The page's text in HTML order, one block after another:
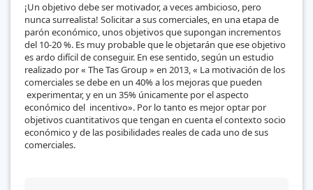
¡Un objetivo debe ser motivador, a veces ambicioso, pero
nunca surrealista! Solicitar a sus comerciales, en una etapa de
parón económico, unos objetivos que supongan incrementos
del 10-20 %. Es muy probable que le objetarán que ese objetivo
es ardo difícil de conseguir. En ese sentido, según un estudio
realizado por « The Tas Group » en 2013, « La motivación de los
comerciales se debe en un 40% a los mejoras que pueden
experimentar, y en un 35% únicamente por el aspecto
económico del incentivo». Por lo tanto es mejor optar por
objetivos cuantitativos que tengan en cuenta el contexto socio
económico y de las posibilidades reales de cada uno de sus
comerciales.